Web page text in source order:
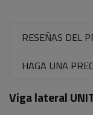
RESEÑAS DEL
HAGA UNA
Viga lateral